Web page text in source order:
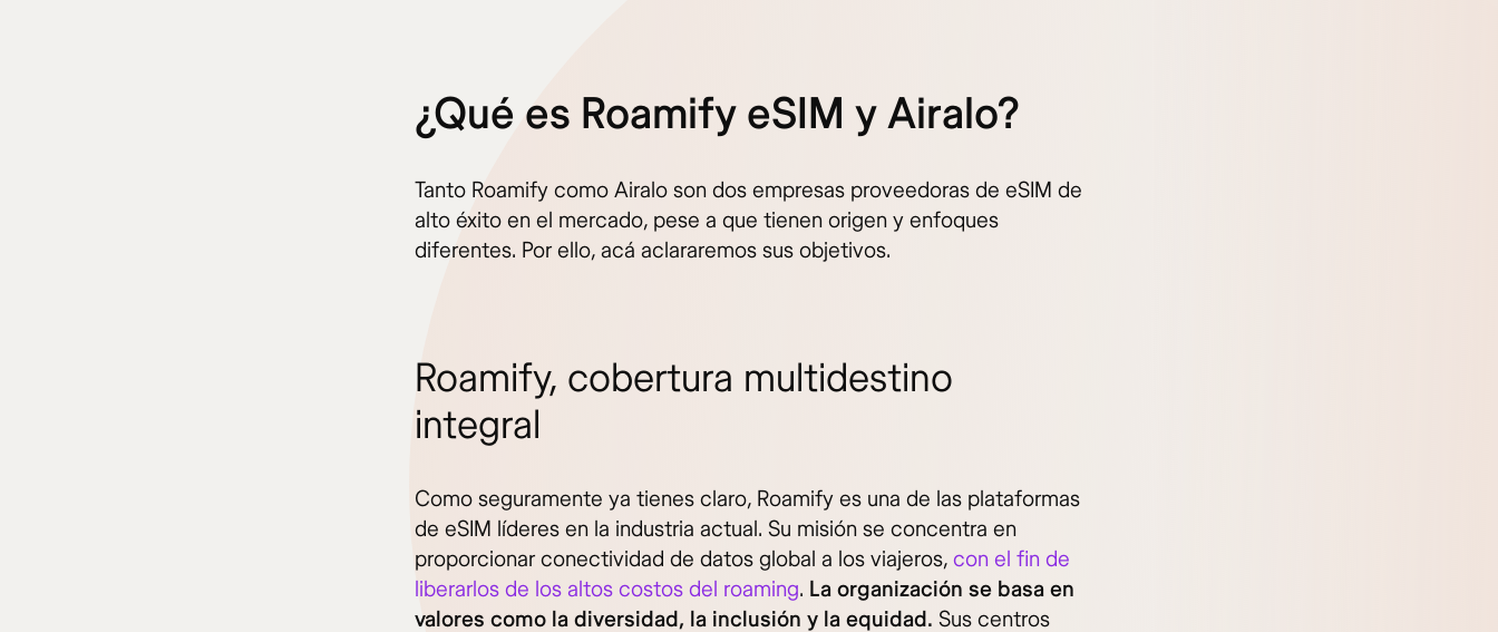
¿Qué es Roamify eSIM y Airalo?
Tanto Roamify como Airalo son dos empresas proveedoras de eSIM de
alto éxito en el mercado, pese a que tienen origen y enfoques
diferentes. Por ello, acá aclararemos sus objetivos.
Roamify, cobertura multidestino
integral
Como seguramente ya tienes claro, Roamify es una de las plataformas
de eSIM líderes en la industria actual. Su misión se concentra en
proporcionar conectividad de datos global a los viajeros, con el fin de
liberarlos de los altos costos del roaming. La organización se basa en
valores como la diversidad, la inclusión y la equidad. Sus centros